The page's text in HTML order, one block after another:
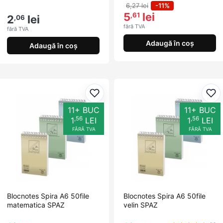
2,06 lei
fără TVA
Adaugă în coș
6,27 lei -11%
5,61 lei
fără TVA
Adaugă în coș
Adaugă la favorite
11+ BUC
1,56 LEI
FĂRĂ TVA
Blocnotes Spira A6 50file
matematica SPAZ
11+ BUC
1,56 LEI
FĂRĂ TVA
Blocnotes Spira A6 50file
velin SPAZ